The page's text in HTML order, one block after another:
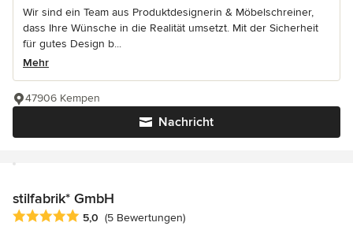
Wir sind ein Team aus Produktdesignerin & Möbelschreiner,
dass Ihre Wünsche in die Realität umsetzt. Mit der Sicherheit
für gutes Design b...
Mehr
Nachricht
47906 Kempen
stilfabrik* GmbH
Durchschnittliche Bewertung: 5 von 5 Sternen
5,0 (5 Bewertungen)